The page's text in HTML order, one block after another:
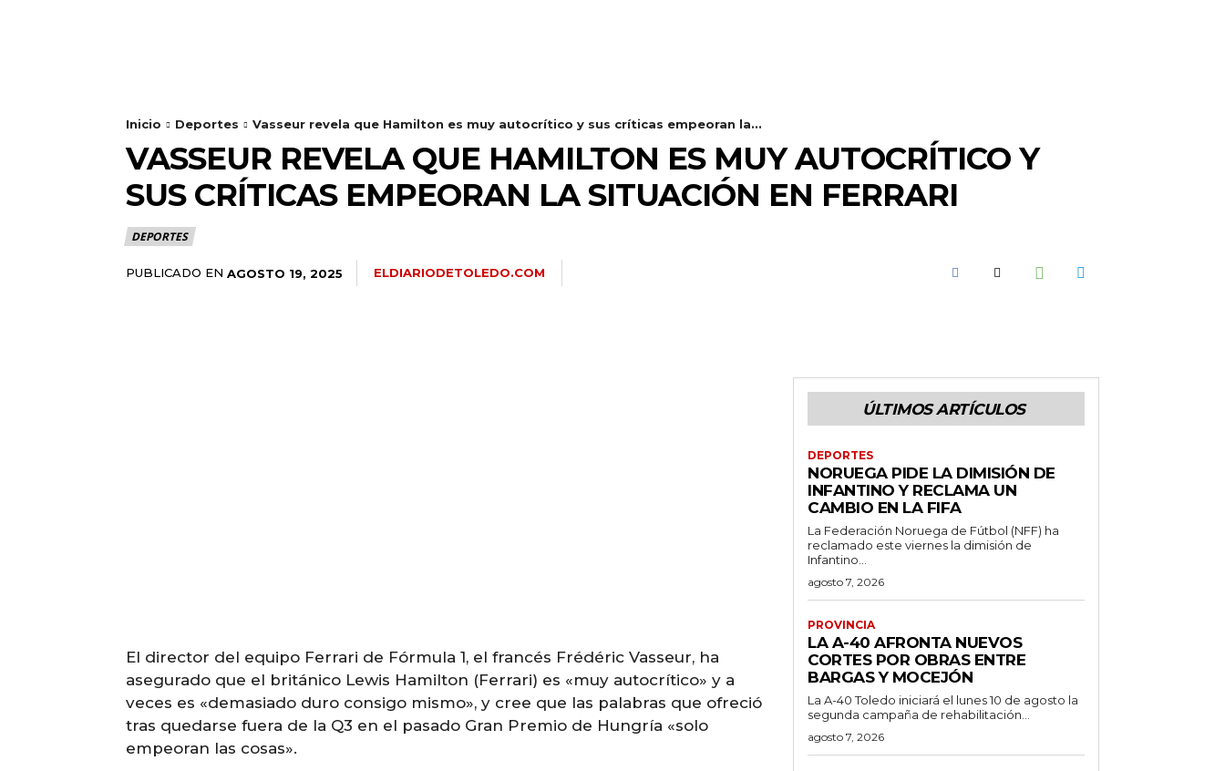
Inicio Deportes Vasseur revela que Hamilton es muy autocrítico y sus críticas empeoran la...
VASSEUR REVELA QUE HAMILTON ES MUY AUTOCRÍTICO Y
SUS CRÍTICAS EMPEORAN LA SITUACIÓN EN FERRARI
DEPORTES
PUBLICADO EN AGOSTO 19, 2025 ELDIARIODETOLEDO.COM
El director del equipo Ferrari de Fórmula 1, el francés Frédéric Vasseur, ha
asegurado que el británico Lewis Hamilton (Ferrari) es «muy autocrítico» y a
veces es «demasiado duro consigo mismo», y cree que las palabras que ofreció
tras quedarse fuera de la Q3 en el pasado Gran Premio de Hungría «solo
empeoran las cosas».
ÚLTIMOS ARTÍCULOS
DEPORTES
NORUEGA PIDE LA DIMISIÓN DE
INFANTINO Y RECLAMA UN
CAMBIO EN LA FIFA
La Federación Noruega de Fútbol (NFF) ha
reclamado este viernes la dimisión de
Infantino...
agosto 7, 2026
PROVINCIA
LA A-40 AFRONTA NUEVOS
CORTES POR OBRAS ENTRE
BARGAS Y MOCEJÓN
La A-40 Toledo iniciará el lunes 10 de agosto la
segunda campaña de rehabilitación...
agosto 7, 2026